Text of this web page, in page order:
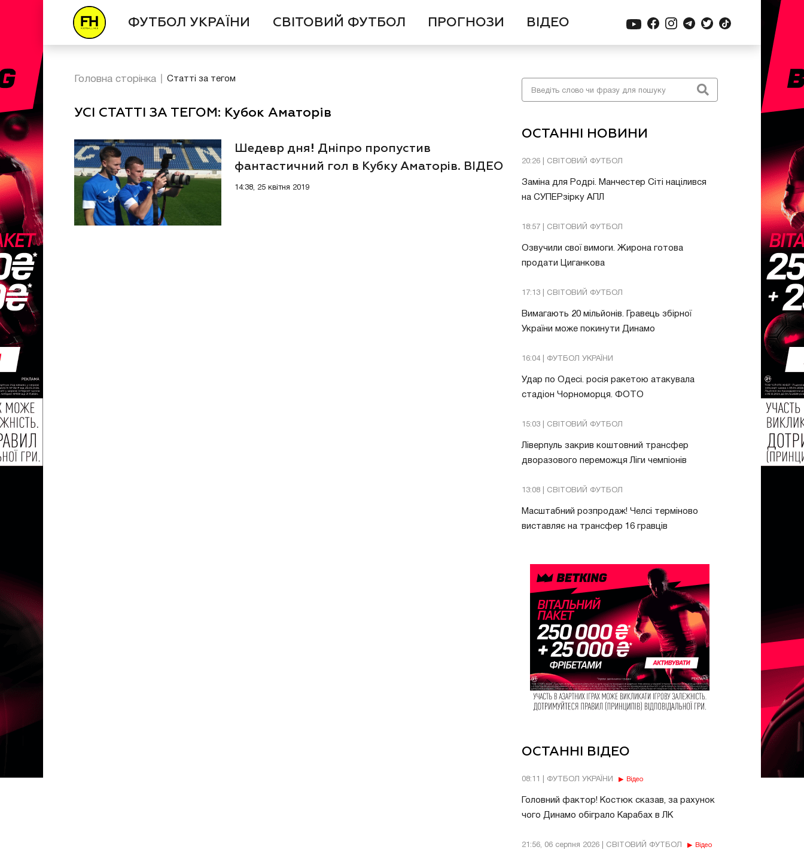
ФУТБОЛ УКРАЇНИ СВІТОВИЙ ФУТБОЛ ПРОГНОЗИ ВІДЕО
ОСТАННІ НОВИНИ
20:26 | СВІТОВИЙ ФУТБОЛ
Заміна для Родрі. Манчестер Сіті націлився
на СУПЕРзірку АПЛ
18:57 | СВІТОВИЙ ФУТБОЛ
Озвучили свої вимоги. Жирона готова
продати Циганкова
17:13 | СВІТОВИЙ ФУТБОЛ
Вимагають 20 мільйонів. Гравець збірної
України може покинути Динамо
16:04 | ФУТБОЛ УКРАЇНИ
Удар по Одесі. росія ракетою атакувала
стадіон Чорноморця. ФОТО
15:03 | СВІТОВИЙ ФУТБОЛ
Ліверпуль закрив коштовний трансфер
дворазового переможця Ліги чемпіонів
13:08 | СВІТОВИЙ ФУТБОЛ
Масштабний розпродаж! Челсі терміново
виставляє на трансфер 16 гравців
ОСТАННІ ВІДЕО
08:11 | ФУТБОЛ УКРАЇНИ Відео
Головний фактор! Костюк сказав, за рахунок
чого Динамо обіграло Карабах в ЛК
21:56, 06 серпня 2026 | СВІТОВИЙ ФУТБОЛ Відео
Головна сторінка Статті за тегом
УСІ СТАТТІ ЗА ТЕГОМ: Кубок Аматорів
Шедевр дня! Дніпро пропустив
фантастичний гол в Кубку Аматорів. ВІДЕО
14:38, 25 квітня 2019